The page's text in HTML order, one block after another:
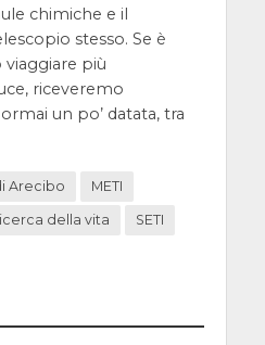
chimiche e il
stesso. Se è
più
riceveremo
un po’ datata, tra
Arecibo METI
della vita SETI